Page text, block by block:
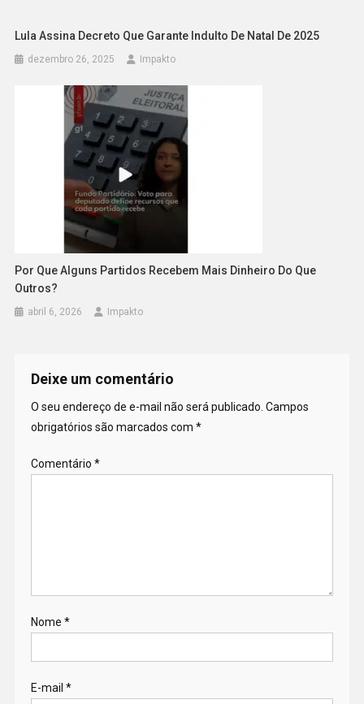
Lula Assina Decreto Que Garante Indulto De Natal De 2025
dezembro 26, 2025 Impakto
Por Que Alguns Partidos Recebem Mais Dinheiro Do Que
Outros?
abril 6, 2026 Impakto
Deixe um comentário
O seu endereço de e-mail não será publicado. Campos
obrigatórios são marcados com *
Comentário *
Nome *
E-mail *